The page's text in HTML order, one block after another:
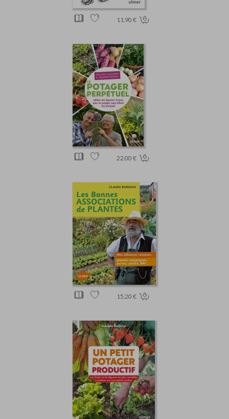
11.90 €
22.00 €
15.20 €